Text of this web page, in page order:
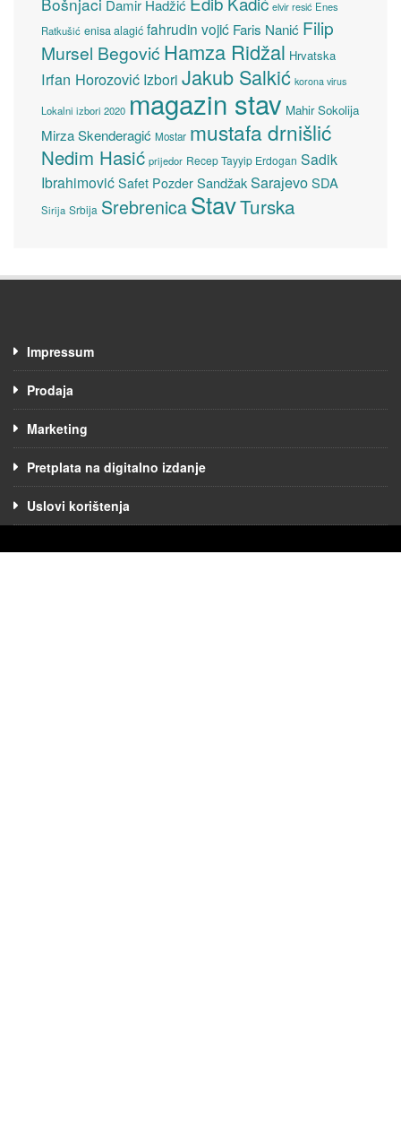
Damir Hadžić elvir resić Enes
Ratkušić enisa alagić fahrudin vojić Faris Nanić Filip
Mursel Begović Hamza Ridžal Hrvatska
Irfan Horozović Izbori Jakub Salkić korona virus
Lokalni izbori 2020 magazin stav Mahir Sokolija
Mirza Skenderagić Mostar mustafa drnišlić
Nedim Hasić prijedor Recep Tayyip Erdogan Sadik
Ibrahimović Safet Pozder SandžakSarajevoSDA
Sirija Srbija SrebrenicaStavTurska
Impressum
Prodaja
Marketing
Pretplata na digitalno izdanje
Uslovi korištenja